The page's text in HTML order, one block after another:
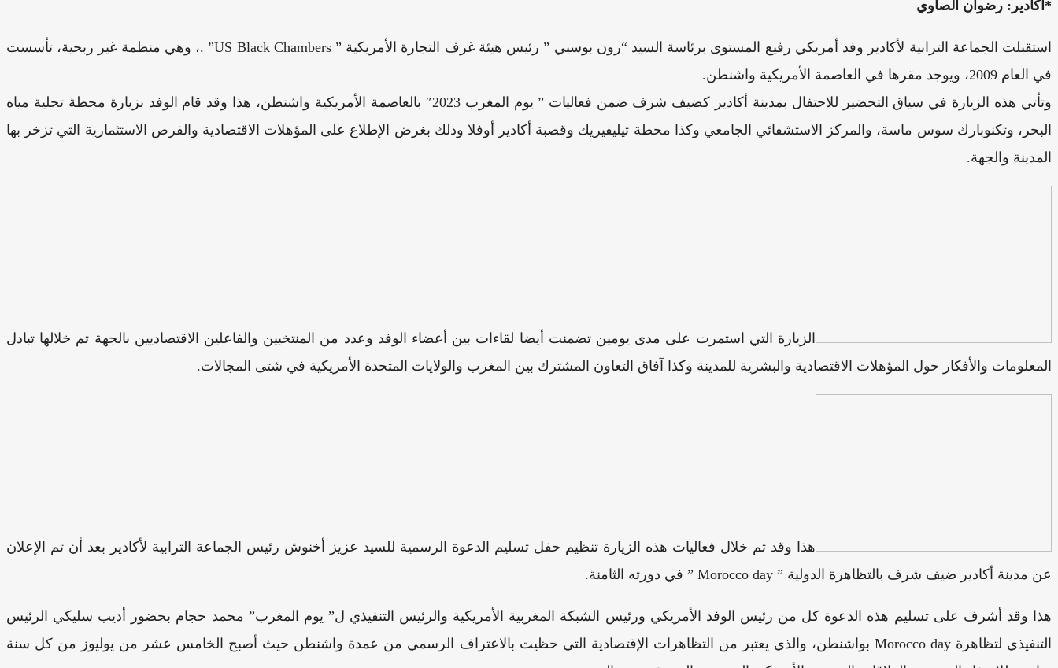
*أكادير: رضوان الصاوي
استقبلت الجماعة الترابية لأكادير وفد أمريكي رفيع المستوى برئاسة السيد “رون بوسبي ” رئيس هيئة غرف التجارة الأمريكية ” US Black Chambers” .، وهي منظمة غير ربحية، تأسست
في العام 2009، ويوجد مقرها في العاصمة الأمريكية واشنطن.
وتأتي هذه الزيارة في سياق التحضير للاحتفال بمدينة أكادير كضيف شرف ضمن فعاليات ” يوم المغرب 2023″ بالعاصمة الأمريكية واشنطن، هذا وقد قام الوفد بزيارة محطة تحلية مياه
البحر، وتكنوبارك سوس ماسة، والمركز الاستشفائي الجامعي وكذا محطة تيليفيريك وقصبة أكادير أوفلا وذلك بغرض الإطلاع على المؤهلات الاقتصادية والفرص الاستثمارية التي تزخر بها
المدينة والجهة.
الزيارة التي استمرت على مدى يومين تضمنت أيضا لقاءات بين أعضاء الوفد وعدد من المنتخبين والفاعلين الاقتصاديين بالجهة تم خلالها تبادل
المعلومات والأفكار حول المؤهلات الاقتصادية والبشرية للمدينة وكذا آفاق التعاون المشترك بين المغرب والولايات المتحدة الأمريكية في شتى المجالات.
هذا وقد تم خلال فعاليات هذه الزيارة تنظيم حفل تسليم الدعوة الرسمية للسيد عزيز أخنوش رئيس الجماعة الترابية لأكادير بعد أن تم الإعلان
عن مدينة أكادير ضيف شرف بالتظاهرة الدولية ” Morocco day ” في دورته الثامنة.
هذا وقد أشرف على تسليم هذه الدعوة كل من رئيس الوفد الأمريكي ورئيس الشبكة المغربية الأمريكية والرئيس التنفيذي ل” يوم المغرب” محمد حجام بحضور أديب سليكي الرئيس
التنفيذي لتظاهرة Morocco day بواشنطن، والذي يعتبر من التظاهرات الإقتصادية التي حظيت بالاعتراف الرسمي من عمدة واشنطن حيث أصبح الخامس عشر من يوليوز من كل سنة